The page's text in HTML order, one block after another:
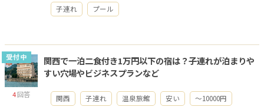
子連れ プール
受付中
4回答
関西で一泊二食付き1万円以下の宿は？子連れが泊まりや
すい穴場やビジネスプランなど
関西 子連れ 温泉旅館 安い ～10000円